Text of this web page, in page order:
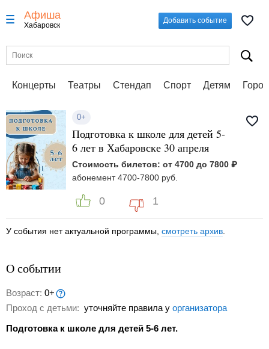
Афиша
Хабаровск
Добавить событие
Концерты Театры Стендап Спорт Детям
0+
Подготовка к школе для детей 5-
6 лет в Хабаровске 30 апреля
Стоимость билетов: от 4700 до 7800 ₽
абонемент 4700-7800 руб.
0 1
У события нет актуальной программы, смотреть архив
О событии
Возраст: 0+
Проход с детьми: уточняйте правила у организатора
Подготовка к школе для детей 5-6 лет.